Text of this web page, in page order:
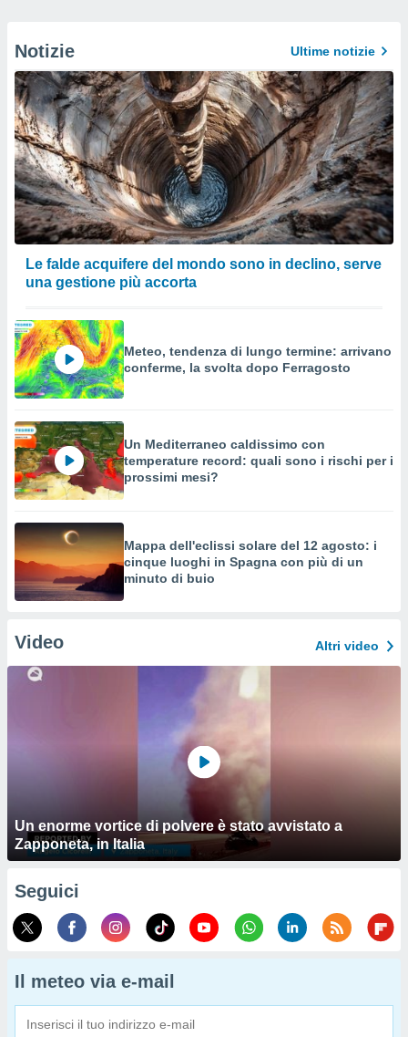
Notizie Ultime notizie
Le falde acquifere del mondo sono in declino, serve
una gestione più accorta
Meteo, tendenza di lungo termine: arrivano
conferme, la svolta dopo Ferragosto
Un Mediterraneo caldissimo con
temperature record: quali sono i rischi per i
prossimi mesi?
Mappa dell'eclissi solare del 12 agosto: i
cinque luoghi in Spagna con più di un
minuto di buio
Video Altri video
Un enorme vortice di polvere è stato avvistato a
Zapponeta, in Italia
Seguici
Il meteo via e-mail